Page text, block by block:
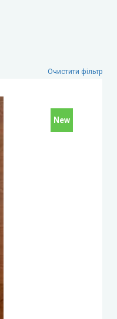
Очистити фільтр
New